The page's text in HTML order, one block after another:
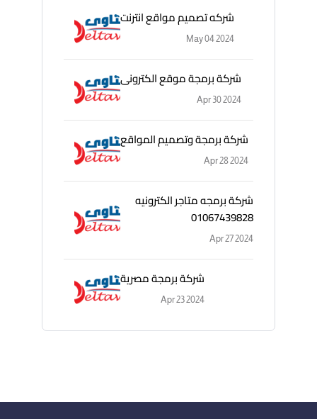
شركه تصميم مواقع انترنت
May 04 2024
شركة برمجة موقع الكترونى
Apr 30 2024
شركة برمجة وتصميم المواقع
Apr 28 2024
شركة برمجه متاجر الكترونيه
01067439828
Apr 27 2024
شركة برمجة مصرية
Apr 23 2024